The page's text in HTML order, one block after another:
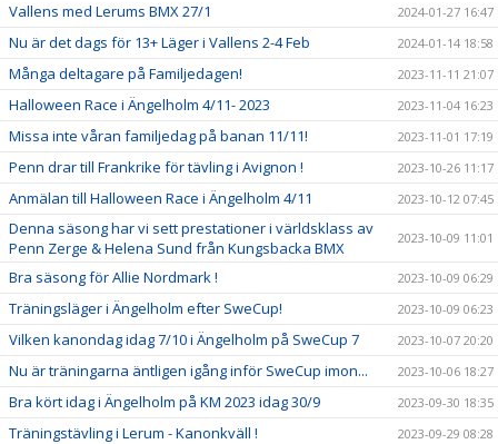
Vallens med Lerums BMX 27/1 2024-01-27 16:47
Nu är det dags för 13+ Läger i Vallens 2-4 Feb 2024-01-14 18:58
Många deltagare på Familjedagen! 2023-11-11 21:07
Halloween Race i Ängelholm 4/11- 2023 2023-11-04 16:23
Missa inte våran familjedag på banan 11/11! 2023-11-01 17:19
Penn drar till Frankrike för tävling i Avignon ! 2023-10-26 11:17
Anmälan till Halloween Race i Ängelholm 4/11 2023-10-12 07:45
Denna säsong har vi sett prestationer i världsklass av
Penn Zerge & Helena Sund från Kungsbacka BMX
2023-10-09 11:01
Bra säsong för Allie Nordmark ! 2023-10-09 06:29
Träningsläger i Ängelholm efter SweCup! 2023-10-09 06:23
Vilken kanondag idag 7/10 i Ängelholm på SweCup 7 2023-10-07 20:20
Nu är träningarna äntligen igång inför SweCup imon... 2023-10-06 18:27
Bra kört idag i Ängelholm på KM 2023 idag 30/9 2023-09-30 18:35
Träningstävling i Lerum - Kanonkväll ! 2023-09-29 08:28